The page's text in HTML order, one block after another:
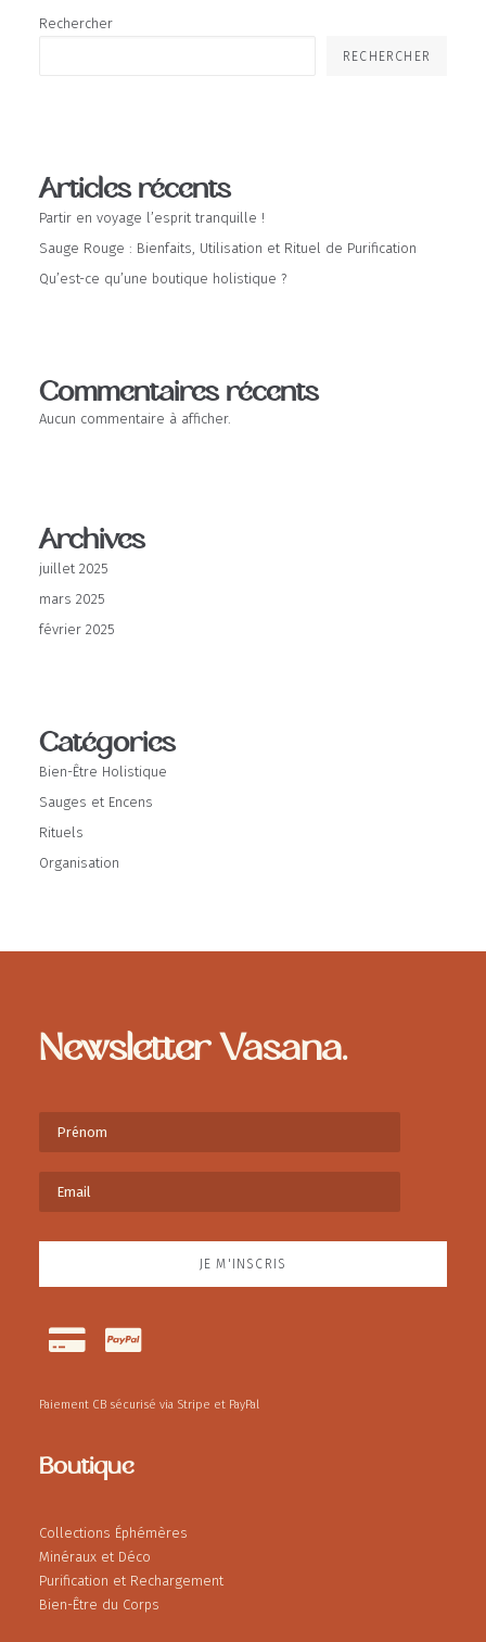
page
Rechercher
RECHERCHER
Articles récents
Partir en voyage l’esprit tranquille !
Sauge Rouge : Bienfaits, Utilisation et Rituel de Purification
Qu’est-ce qu’une boutique holistique ?
Commentaires récents
Aucun commentaire à afficher.
Archives
juillet 2025
mars 2025
février 2025
Catégories
Bien-Être Holistique
Sauges et Encens
Rituels
Organisation
Newsletter Vasana.
Paiement CB sécurisé via Stripe et PayPal
Boutique
Collections Éphémères
Minéraux et Déco
Purification et Rechargement
Bien-Être du Corps